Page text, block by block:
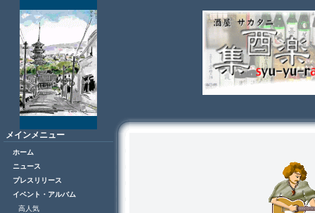
メインメニュー
ホーム
ニュース
プレスリリース
イベント・アルバム
高人気